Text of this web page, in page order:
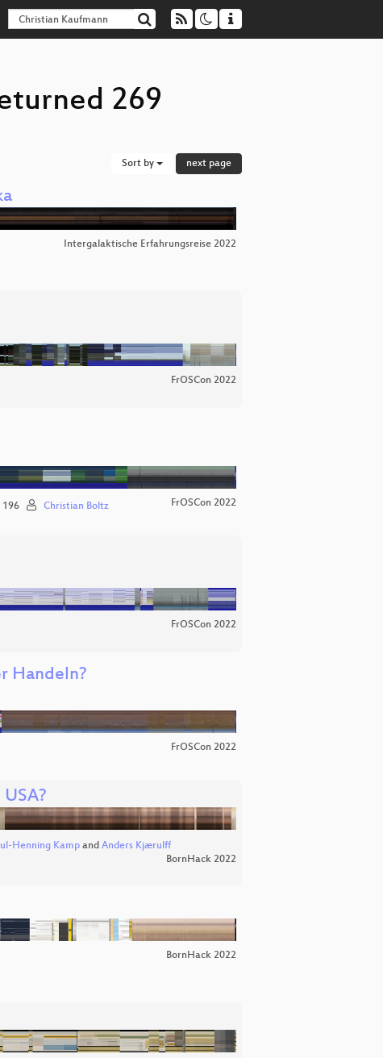
269
Sort by next page
Intergalaktische Erfahrungsreise 2022
FrOSCon 2022
196 Christian Boltz FrOSCon 2022
FrOSCon 2022
Handeln?
FrOSCon 2022
Henning Kamp and Anders Kjærulff
BornHack 2022
BornHack 2022